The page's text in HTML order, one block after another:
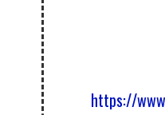
https://